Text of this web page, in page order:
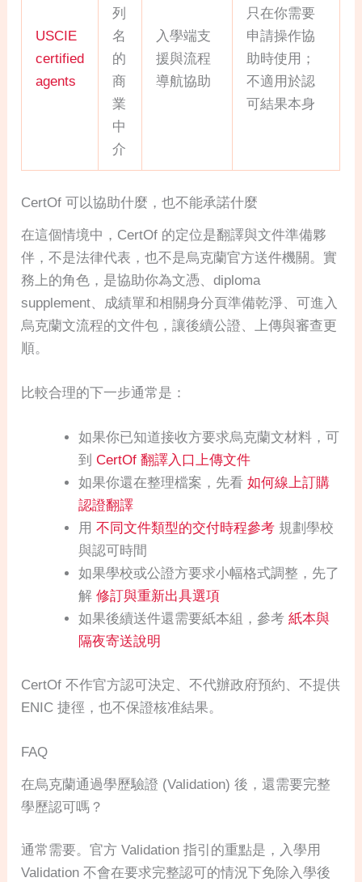
USCIE
certified
agents
列
名
的
商
業
中
介
入學端支
援與流程
導航協助
只在你需要
申請操作協
助時使用；
不適用於認
可結果本身
CertOf 可以協助什麼，也不能承諾什麼
在這個情境中，CertOf 的定位是翻譯與文件準備夥
伴，不是法律代表，也不是烏克蘭官方送件機關。實
務上的角色，是協助你為文憑、diploma
supplement、成績單和相關身分頁準備乾淨、可進入
烏克蘭文流程的文件包，讓後續公證、上傳與審查更
順。
比較合理的下一步通常是：
如果你已知道接收方要求烏克蘭文材料，可
到CertOf 翻譯入口上傳文件
如果你還在整理檔案，先看如何線上訂購
認證翻譯
用不同文件類型的交付時程參考 規劃學校
與認可時間
如果學校或公證方要求小幅格式調整，先了
解修訂與重新出具選項
如果後續送件還需要紙本組，參考紙本與
隔夜寄送說明
CertOf 不作官方認可決定、不代辦政府預約、不提供
ENIC 捷徑，也不保證核准結果。
FAQ
在烏克蘭通過學歷驗證 (Validation) 後，還需要完整
學歷認可嗎？
通常需要。官方 Validation 指引的重點是，入學用
Validation 不會在要求完整認可的情況下免除入學後